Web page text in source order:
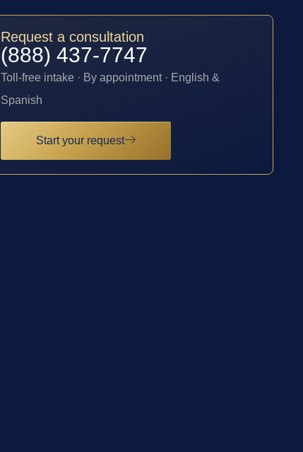
Request a consultation
(888) 437-7747
Toll-free intake · By appointment · English &
Spanish
Start your request